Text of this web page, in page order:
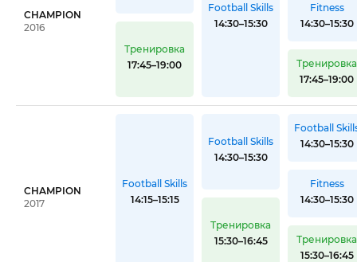
CHAMPION
2016
Тренировка
17:45–19:00
Football Skills
14:30–15:30
Fitness
14:30–15:30
Тренировка
17:45–19:00
CHAMPION
2017
Football Skills
14:15–15:15
Football Skills
14:30–15:30
Тренировка
15:30–16:45
Football
14:30–15:30
Fitness
14:30–15:30
Тренировка
15:30–16:45